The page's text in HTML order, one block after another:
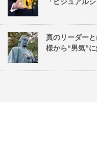
真のリーダー
様から“男気”